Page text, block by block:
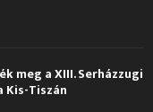
meg a XIII. Serházzugi
Kis-Tiszán